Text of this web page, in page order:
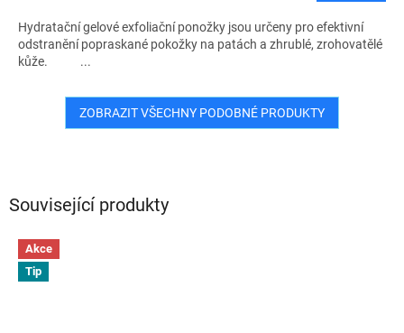
Související produkty
Akce
Tip
Hydratační gelové exfoliační ponožky jsou určeny pro efektivní
odstranění popraskané pokožky na patách a zhrublé, zrohovatělé
kůže. ...
ZOBRAZIT VŠECHNY PODOBNÉ PRODUKTY